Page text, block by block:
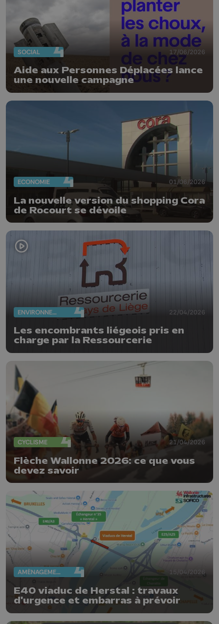
SOCIAL 17/06/2026
Aide aux Personnes Déplacées lance
une nouvelle campagne
ECONOMIE 01/06/2026
La nouvelle version du shopping Cora
de Rocourt se dévoile
ENVIRONNEMENT 22/04/2026
Les encombrants liégeois pris en
charge par la Ressourcerie
CYCLISME 21/04/2026
Flèche Wallonne 2026: ce que vous
devez savoir
AMÉNAGEMENT DU TERRITOIRE 15/04/2026
E40 viaduc de Herstal : travaux
d'urgence et embarras à prévoir